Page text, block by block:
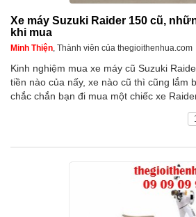
Xe máy Suzuki Raider 150 cũ,
khi mua
Minh Thiện, Thành viên của thegioithenhua.com
Kinh nghiệm mua xe máy cũ Suzuki
tiền nào của nấy, xe nào cũ thì cũng lắm
chắc chắn bạn đi mua một chiếc xe